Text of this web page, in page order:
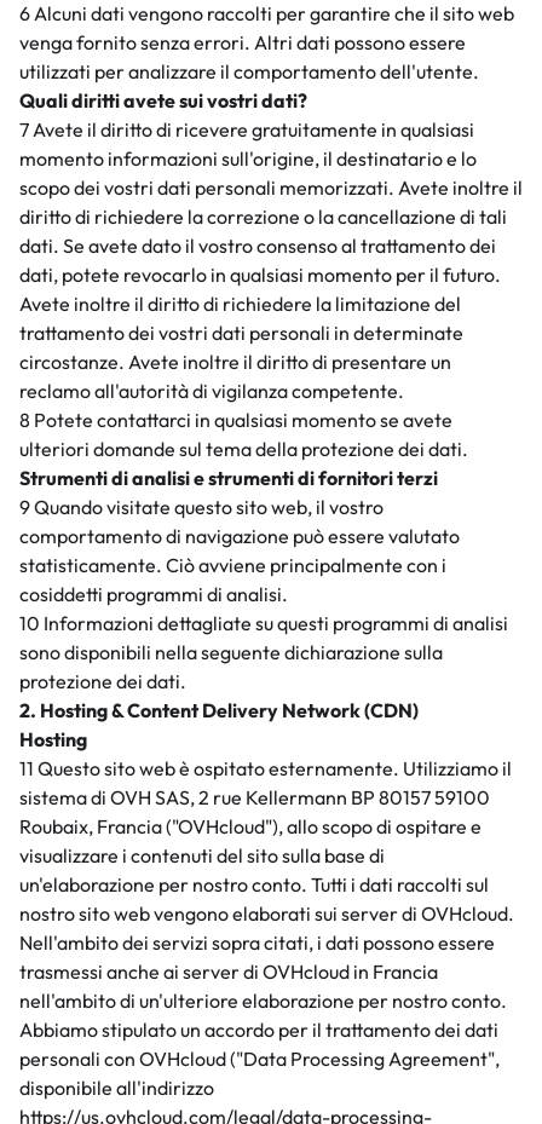
6 Alcuni dati vengono raccolti per garantire che il sito web
venga fornito senza errori. Altri dati possono essere
utilizzati per analizzare il comportamento dell'utente.
Quali diritti avete sui vostri dati?
7 Avete il diritto di ricevere gratuitamente in qualsiasi
momento informazioni sull'origine, il destinatario e lo
scopo dei vostri dati personali memorizzati. Avete inoltre il
diritto di richiedere la correzione o la cancellazione di tali
dati. Se avete dato il vostro consenso al trattamento dei
dati, potete revocarlo in qualsiasi momento per il futuro.
Avete inoltre il diritto di richiedere la limitazione del
trattamento dei vostri dati personali in determinate
circostanze. Avete inoltre il diritto di presentare un
reclamo all'autorità di vigilanza competente.
8 Potete contattarci in qualsiasi momento se avete
ulteriori domande sul tema della protezione dei dati.
Strumenti di analisi e strumenti di fornitori terzi
9 Quando visitate questo sito web, il vostro
comportamento di navigazione può essere valutato
statisticamente. Ciò avviene principalmente con i
cosiddetti programmi di analisi.
10 Informazioni dettagliate su questi programmi di analisi
sono disponibili nella seguente dichiarazione sulla
protezione dei dati.
2. Hosting & Content Delivery Network (CDN)
Hosting
11 Questo sito web è ospitato esternamente. Utilizziamo il
sistema di OVH SAS, 2 rue Kellermann BP 80157 59100
Roubaix, Francia ("OVHcloud"), allo scopo di ospitare e
visualizzare i contenuti del sito sulla base di
un'elaborazione per nostro conto. Tutti i dati raccolti sul
nostro sito web vengono elaborati sui server di OVHcloud.
Nell'ambito dei servizi sopra citati, i dati possono essere
trasmessi anche ai server di OVHcloud in Francia
nell'ambito di un'ulteriore elaborazione per nostro conto.
Abbiamo stipulato un accordo per il trattamento dei dati
personali con OVHcloud ("Data Processing Agreement",
disponibile all'indirizzo
https://us.ovhcloud.com/legal/data-processing-